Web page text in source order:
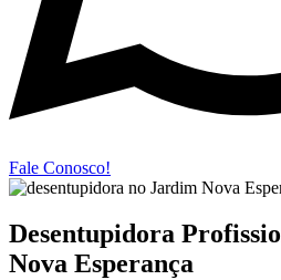
Fale Conosco!
Desentupidora
Nova Esperança